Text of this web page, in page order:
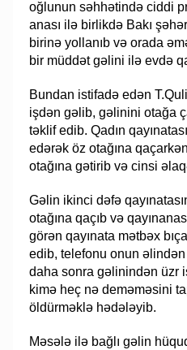
oğlunun səhhətində ciddi
anası ilə birlikdə Bakı
birinə yollanıb və orada
bir müddət gəlini ilə evdə
Bundan istifadə edən
işdən gəlib, gəlinini otağa
təklif edib. Qadın
edərək öz otağına
otağına gətirib və cinsi
Gəlin ikinci dəfə
otağına qaçıb və
görən qayınata mətbəx
edib, telefonu onun
daha sonra gəlinindən üzr
kimə heç nə deməməsini
öldürməklə hədələyib.
Məsələ ilə bağlı gəlin